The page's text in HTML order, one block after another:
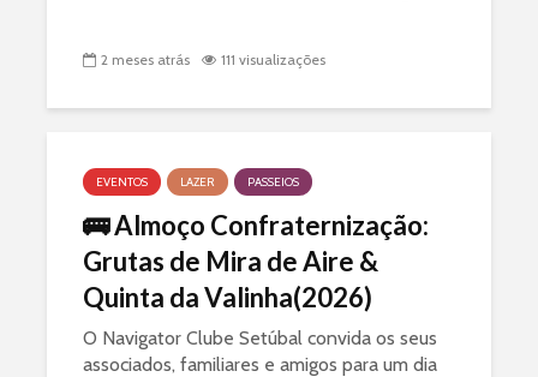
2 meses atrás 111 visualizações
EVENTOS LAZER PASSEIOS
🚌 Almoço Confraternização:
Grutas de Mira de Aire &
Quinta da Valinha(2026)
O Navigator Clube Setúbal convida os seus
associados, familiares e amigos para um dia